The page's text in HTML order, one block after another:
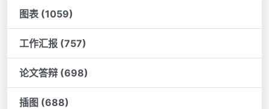
图表 (1059)
工作汇报 (757)
论文答辩 (698)
插图 (688)